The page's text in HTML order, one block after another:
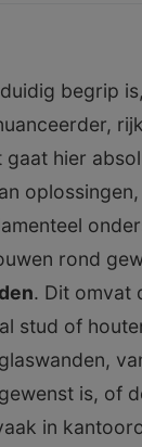
begrip
hier
rond
. Dit omvat
stud of
is, of
in